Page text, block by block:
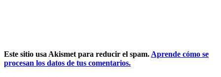
Este sitio usa Akismet para reducir el spam. Aprende cómo se
procesan los datos de tus comentarios.